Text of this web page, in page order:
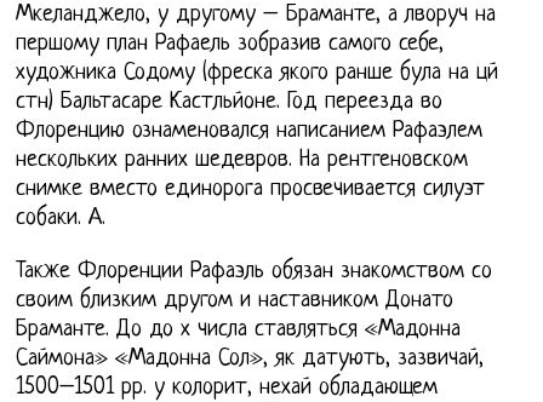
Мкеланджело, у другому – Браманте, а лворуч на
першому план Рафаель зобразив самого себе,
художника Содому (фреска якого ранше була на цй
стн) Бальтасаре Кастльйоне. Год переезда во
Флоренцию ознаменовался написанием Рафаэлем
нескольких ранних шедевров. На рентгеновском
снимке вместо единорога просвечивается силуэт
собаки. А.
Также Флоренции Рафаэль обязан знакомством со
своим близким другом и наставником Донато
Браманте. До до х числа ставляться «Мадонна
Саймона» «Мадонна Сол», як датують, зазвичай,
1500–1501 рр. у колорит, нехай обладающем